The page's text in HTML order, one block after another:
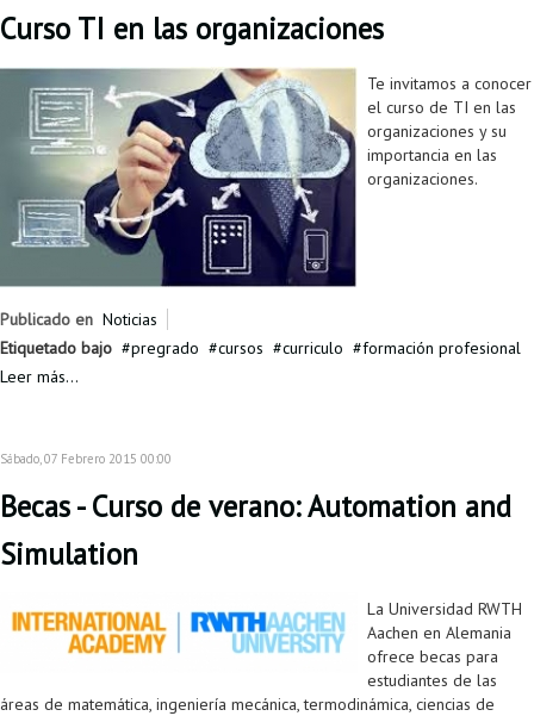
Curso TI en las organizaciones
Te invitamos a conocer
el curso de TI en las
organizaciones y su
importancia en las
organizaciones.
Publicado en Noticias
Etiquetado bajo
pregrado cursos curriculo
formación profesional
Leer más...
Sábado, 07 Febrero 2015 00:00
Becas - Curso de verano: Automation and
Simulation
La Universidad RWTH
Aachen en Alemania
ofrece becas para
estudiantes de las
áreas de matemática, ingeniería mecánica, termodinámica, ciencias de